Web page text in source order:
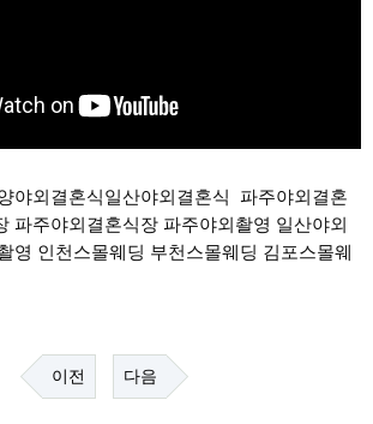
야외결혼식일산야외결혼식  파주야외결혼
파주야외결혼식장 파주야외촬영 일산야외
영 인천스몰웨딩 부천스몰웨딩 김포스몰웨
이전 다음